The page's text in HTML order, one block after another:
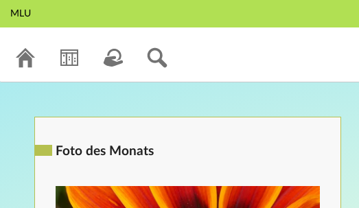
MLU
Foto des Monats